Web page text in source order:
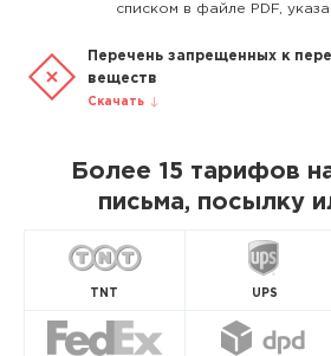
списком в файле PDF,
Перечень запрещенных к
веществ
Скачать
Более 15 тарифов
письма, посылку
TNT UPS